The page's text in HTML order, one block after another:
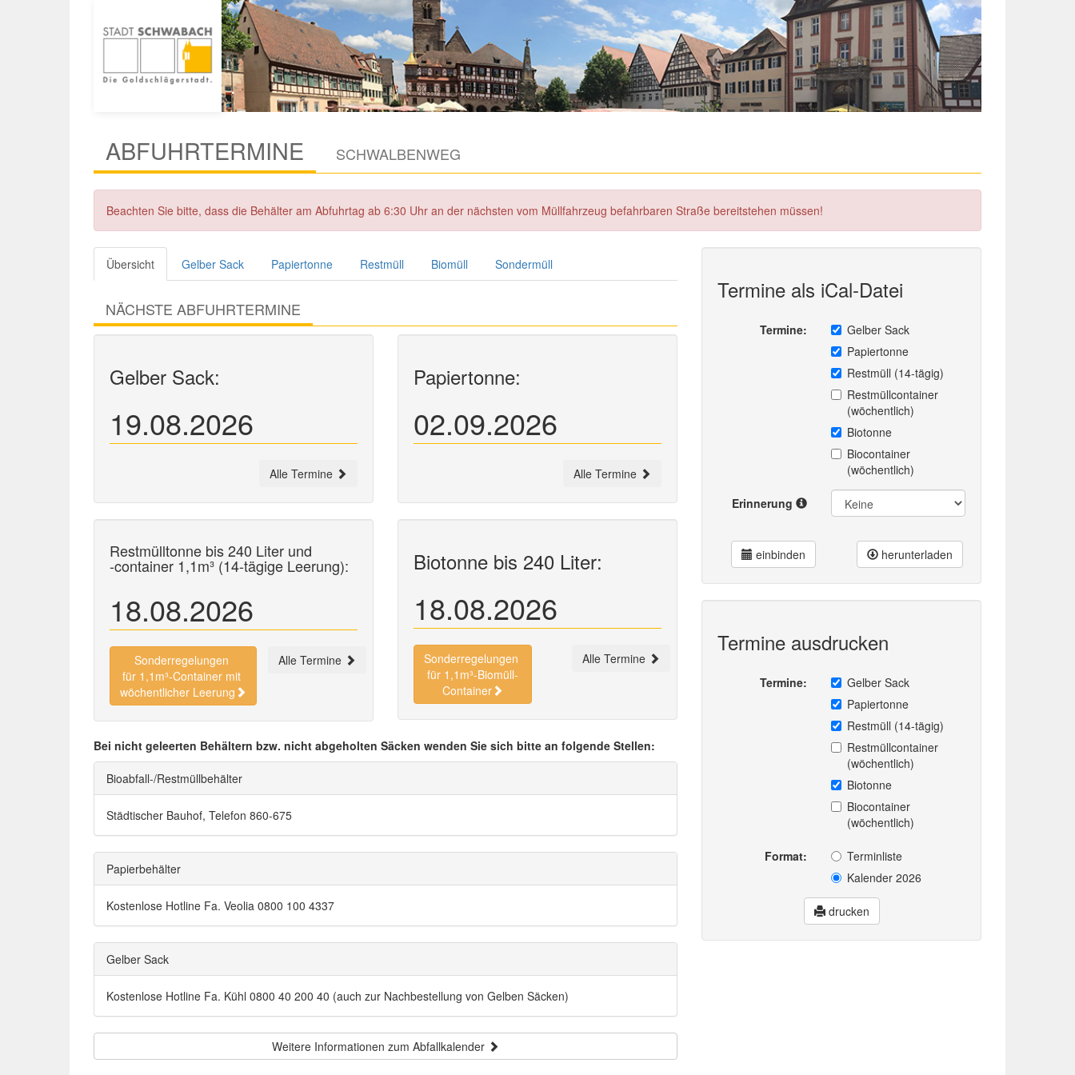
ABFUHRTERMINE SCHWALBENWEG
Beachten Sie bitte, dass die Behälter am Abfuhrtag ab 6:30 Uhr an der nächsten vom Müllfahrzeug befahrbaren Straße bereitstehen müssen!
Übersicht Gelber Sack Papiertonne Restmüll Biomüll Sondermüll
NÄCHSTE ABFUHRTERMINE
Gelber Sack:
19.08.2026
Alle Termine
Papiertonne:
02.09.2026
Alle Termine
Restmülltonne bis 240 Liter und
-container 1,1m³ (14-tägige Leerung):
18.08.2026
Sonderregelungen
für 1,1m³-Container mit
wöchentlicher Leerung
Alle Termine
Biotonne bis 240 Liter:
18.08.2026
Sonderregelungen
für 1,1m³-Biomüll-
Container
Alle Termine
Bei nicht geleerten Behältern bzw. nicht abgeholten Säcken wenden Sie sich bitte an folgende Stellen:
Bioabfall-/Restmüllbehälter
Städtischer Bauhof, Telefon 860-675
Papierbehälter
Kostenlose Hotline Fa. Veolia 0800 100 4337
Gelber Sack
Kostenlose Hotline Fa. Kühl 0800 40 200 40 (auch zur Nachbestellung von Gelben Säcken)
Weitere Informationen zum Abfallkalender
Termine als iCal-Datei
Termine:
Gelber Sack
Papiertonne
Restmüll (14-tägig)
Restmüllcontainer
(wöchentlich)
Biotonne
Biocontainer
(wöchentlich)
Erinnerung
einbinden herunterladen
Termine ausdrucken
Termine:
Gelber Sack
Papiertonne
Restmüll (14-tägig)
Restmüllcontainer
(wöchentlich)
Biotonne
Biocontainer
(wöchentlich)
Format:
Terminliste
Kalender 2026
drucken